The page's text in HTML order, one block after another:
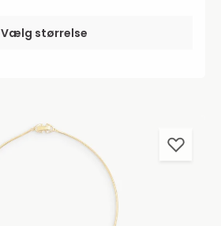
Vælg størrelse